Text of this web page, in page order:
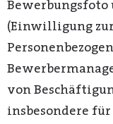
Bewerbungsfoto
(Einwilligung
von
insbesondere